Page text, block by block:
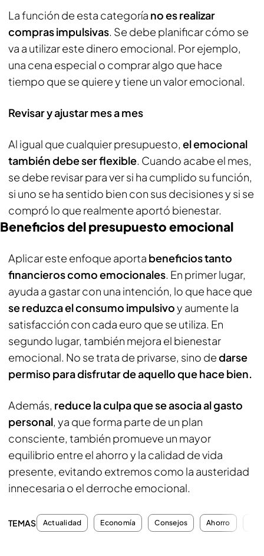
La función de esta categoría no es realizar
compras impulsivas. Se debe planificar cómo se
va a utilizar este dinero emocional. Por ejemplo,
una cena especial o comprar algo que hace
tiempo que se quiere y tiene un valor emocional.
Revisar y ajustar mes a mes
Al igual que cualquier presupuesto, el emocional
también debe ser flexible. Cuando acabe el mes,
se debe revisar para ver si ha cumplido su función,
si uno se ha sentido bien con sus decisiones y si se
compró lo que realmente aportó bienestar.
Beneficios del presupuesto emocional
Aplicar este enfoque aporta beneficios tanto
financieros como emocionales. En primer lugar,
ayuda a gastar con una intención, lo que hace que
se reduzca el consumo impulsivoy aumente la
satisfacción con cada euro que se utiliza. En
segundo lugar, también mejora el bienestar
emocional. No se trata de privarse, sino dedarse
permiso para disfrutar de aquello que hace bien.
Además, reduce la culpa que se asocia al gasto
personal, ya que forma parte de un plan
consciente, también promueve un mayor
equilibrio entre el ahorro y la calidad de vida
presente, evitando extremos como la austeridad
innecesaria o el derroche emocional.
TEMAS Actualidad Economía Consejos Ahorro